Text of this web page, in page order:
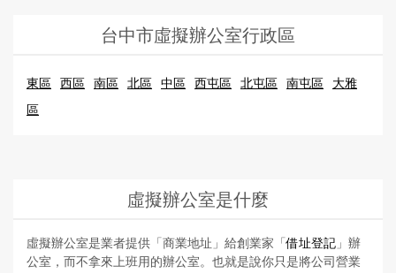
台中市虛擬辦公室行政區
東區 西區 南區 北區 中區 西屯區 北屯區 南屯區 大雅
區
虛擬辦公室是什麼
虛擬辦公室是業者提供「商業地址」給創業家「借址登記 」辦
公室，而不拿來上班用的辦公室。也就是說你只是將公司營業